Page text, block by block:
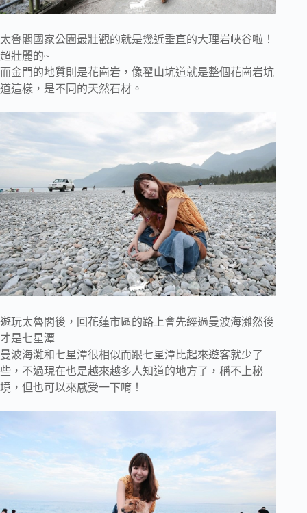
太魯閣國家公園最壯觀的就是幾近垂直的大理岩峽谷啦！
超壯麗的~
而金門的地質則是花崗岩，像翟山坑道就是整個花崗岩坑
道這樣，是不同的天然石材。
遊玩太魯閣後，回花蓮市區的路上會先經過曼波海灘然後
才是七星潭
曼波海灘和七星潭很相似而跟七星潭比起來遊客就少了
些，不過現在也是越來越多人知道的地方了，稱不上秘
境，但也可以來感受一下唷！